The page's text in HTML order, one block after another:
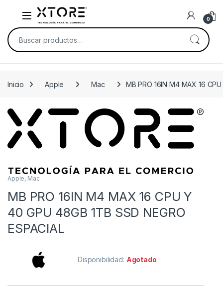
Skip to navigation
Skip to content
0
Buscar por:
Inicio Apple Mac MB PRO 16IN M4 MAX 16
Apple, Mac
MB PRO 16IN M4 MAX 16 CPU Y
40 GPU 48GB 1TB SSD NEGRO
ESPACIAL
Disponibilidad: Agotado